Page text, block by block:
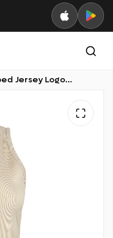
Embroidered Top S